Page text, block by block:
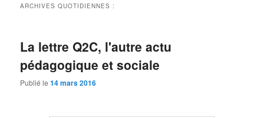
ARCHIVES QUOTIDIENNES :
La lettre Q2C, l'autre actu
pédagogique et sociale
Publié le14 mars 2016